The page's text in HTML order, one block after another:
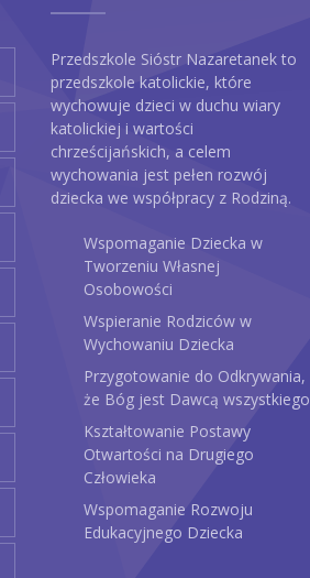
Przedszkole Sióstr Nazaretanek to
przedszkole katolickie, które
wychowuje dzieci w duchu wiary
katolickiej i wartości
chrześcijańskich, a celem
wychowania jest pełen rozwój
dziecka we współpracy z Rodziną.
Wspomaganie Dziecka w
Tworzeniu Własnej
Osobowości
Wspieranie Rodziców w
Wychowaniu Dziecka
Przygotowanie do Odkrywania,
że Bóg jest Dawcą wszystkiego
Kształtowanie Postawy
Otwartości na Drugiego
Człowieka
Wspomaganie Rozwoju
Edukacyjnego Dziecka